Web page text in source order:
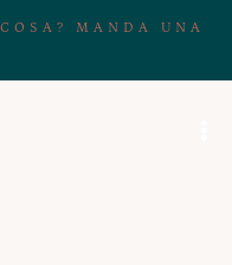
MANDA UNA